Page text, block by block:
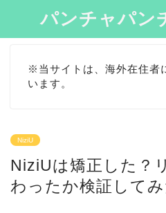
パンチャパン
※当サイトは、海外在住者
います。
NiziU
NiziUは矯正した？
わったか検証してみ